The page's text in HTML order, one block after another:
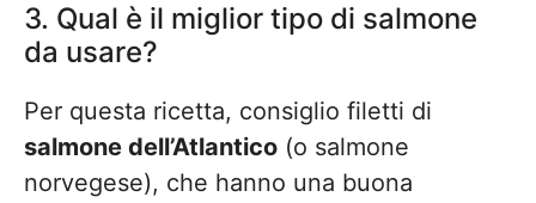
3. Qual è il miglior tipo di salmone
da usare?
Per questa ricetta, consiglio filetti di
salmone dell’Atlantico (o salmone
norvegese), che hanno una buona